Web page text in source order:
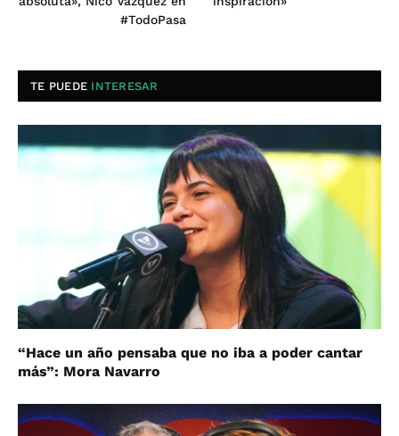
#TodoPasa
TE PUEDE INTERESAR
“Hace un año pensaba que no iba a poder cantar
más”: Mora Navarro